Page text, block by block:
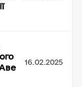
16.02.2025